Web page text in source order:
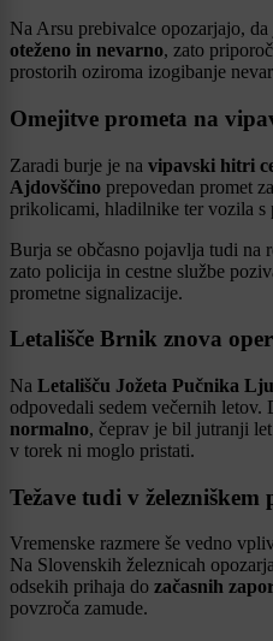
Na Arsu prebivalce opozarjajo,
oteženo in nevarno, zato
prostorih oziroma izogibanje
Omejitve prometa na
Zaradi burje je na vipavski hitri
Ajdovščino prepovedan promet
prikolicami, hladilnike ter vozila s
Burja se občasno pojavlja tudi na
zato policija in cestne službe
prometne signalizacije.
Letališče Brnik znova
Na Letališču Jožeta Pučnika
odpovedali sedem večernih letov.
normalno, čeprav je bil jutranji
v torek ni moglo pristati.
Težave tudi v železniškem
Vremenske razmere še vedno
Na Slovenskih železnicah
odsekih prihaja do začasnih
povzroča zamude.